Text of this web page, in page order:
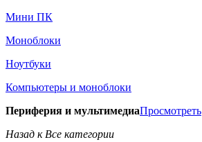
Мини ПК
Моноблоки
Ноутбуки
Компьютеры и моноблоки
Периферия и мультимедиаПросмотреть
Назад к Все категории